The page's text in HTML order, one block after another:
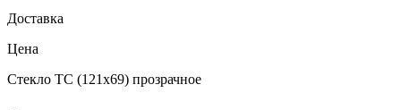
Доставка
Цена
Стекло ТС (121х69) прозрачное